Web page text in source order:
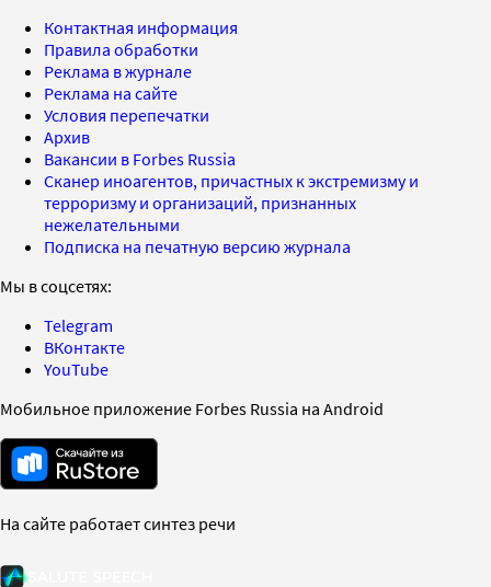
Контактная информация
Правила обработки
Реклама в журнале
Реклама на сайте
Условия перепечатки
Архив
Вакансии в Forbes Russia
Сканер иноагентов, причастных к экстремизму и
терроризму и организаций, признанных
нежелательными
Подписка на печатную версию журнала
Мы в соцсетях:
Telegram
ВКонтакте
YouTube
Мобильное приложение Forbes Russia на Android
На сайте работает синтез речи